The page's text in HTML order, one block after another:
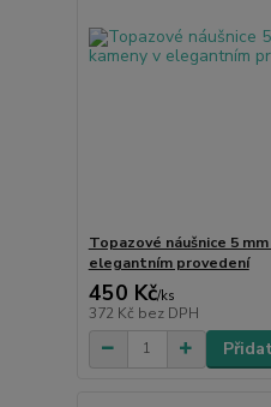
Topazové náušnice 5
elegantním provedení
450 Kč/ks
372 Kč bez DPH